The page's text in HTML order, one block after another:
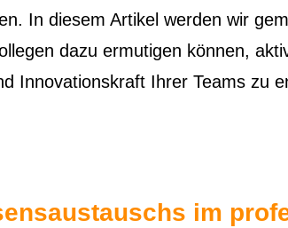
In diesem Artikel werden wir
dazu ermutigen können,
Innovationskraft Ihrer Teams zu
im